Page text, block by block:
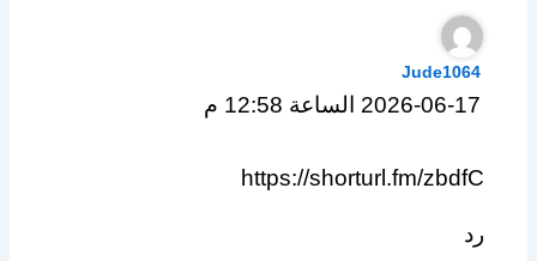
Jude1064
2026-06-17 الساعة 12:58 م
https://shorturl.fm/zbdfC
رد